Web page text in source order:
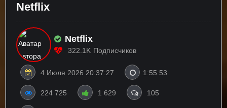
Netflix
Netflix
322.1K Подписчиков
4 Июля 2026 20:37:27 1:55:53
224 725 1 629 105